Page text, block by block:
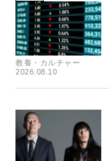
教養・カルチャー
2026.08.10